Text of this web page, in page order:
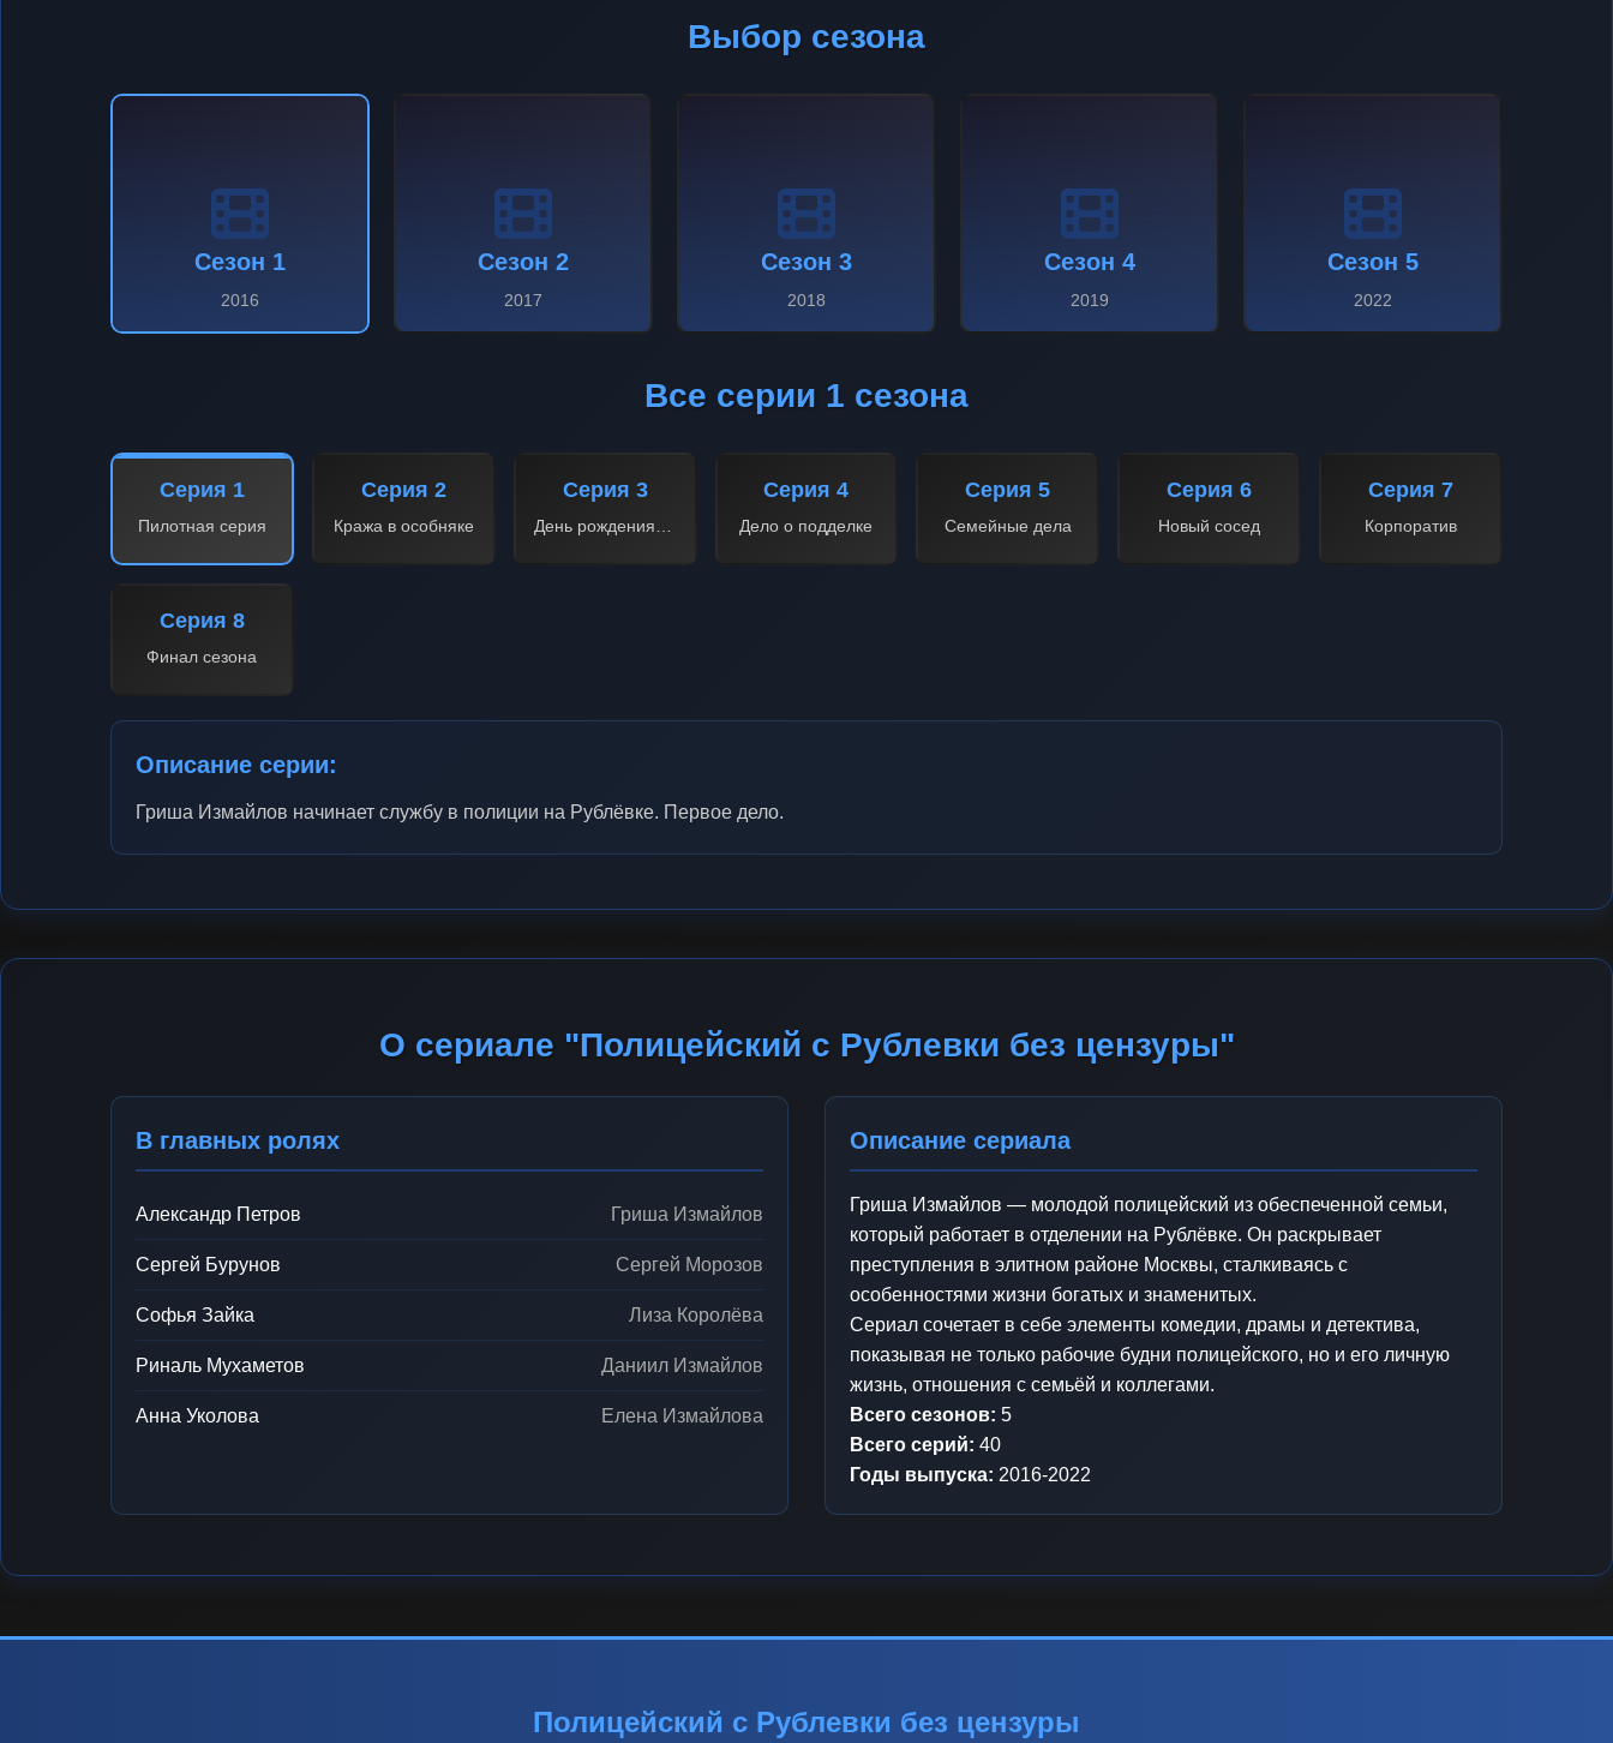
Выбор сезона
Сезон 1
2016
Сезон 2
2017
Сезон 3
2018
Сезон 4
2019
Сезон 5
2022
Все серии 1 сезона
Серия 1
Пилотная серия
Серия 2
Кража в особняке
Серия 3 Серия 4
Дело о подделке
Серия 5
Семейные дела
Серия 6
Новый сосед
Серия 7
Корпоратив
Серия 8
Финал сезона
Описание серии:
Гриша Измайлов начинает службу в полиции на Рублёвке. Первое дело.
О сериале "Полицейский с Рублевки без цензуры"
В главных ролях
Александр Петров Гриша Измайлов
Сергей Бурунов Сергей Морозов
Софья Зайка Лиза Королёва
Риналь Мухаметов Даниил Измайлов
Анна Уколова Елена Измайлова
Описание сериала
Гриша Измайлов — молодой полицейский из обеспеченной семьи,
который работает в отделении на Рублёвке. Он раскрывает
преступления в элитном районе Москвы, сталкиваясь с
особенностями жизни богатых и знаменитых.
Сериал сочетает в себе элементы комедии, драмы и детектива,
показывая не только рабочие будни полицейского, но и его личную
жизнь, отношения с семьёй и коллегами.
Всего сезонов: 5
Всего серий: 40
Годы выпуска: 2016-2022
Полицейский с Рублевки без цензуры